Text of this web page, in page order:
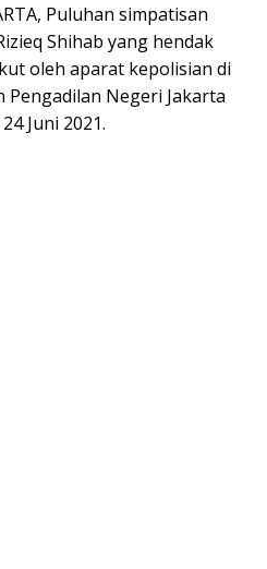
Puluhan simpatisan
Shihab yang hendak
oleh aparat kepolisian di
Pengadilan Negeri Jakarta
Juni 2021.